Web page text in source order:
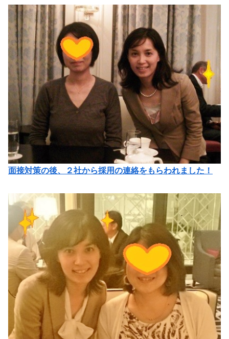
面接対策の後、２社から採用の連絡をもらわれました！